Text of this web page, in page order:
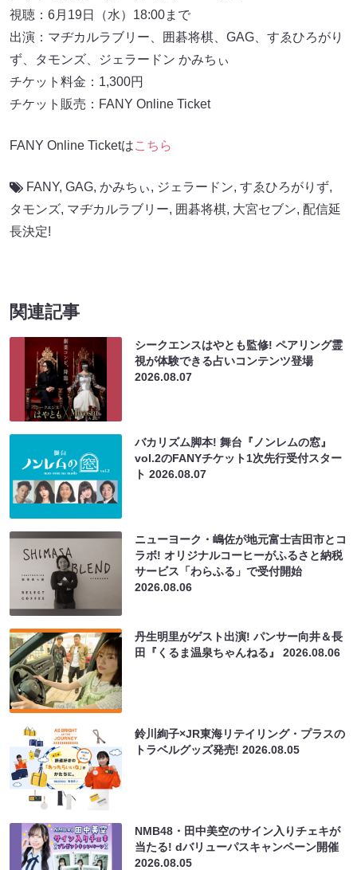
視聴：6月19日（水）18:00まで
出演：マヂカルラブリー、囲碁将棋、GAG、すゑひろがり
ず、タモンズ、ジェラードン かみちぃ
チケット料金：1,300円
チケット販売：FANY Online Ticket
FANY Online Ticketはこちら
FANY, GAG, かみちぃ, ジェラードン, すゑひろがりず,
タモンズ, マヂカルラブリー, 囲碁将棋, 大宮セブン, 配信延
長決定!
関連記事
シークエンスはやとも監修! ペアリング霊
視が体験できる占いコンテンツ登場
2026.08.07
バカリズム脚本! 舞台『ノンレムの窓』
vol.2のFANYチケット1次先行受付スター
ト2026.08.07
ニューヨーク・嶋佐が地元富士吉田市とコ
ラボ! オリジナルコーヒーがふるさと納税
サービス「わらふる」で受付開始
2026.08.06
丹生明里がゲスト出演! パンサー向井＆長
田『くるま温泉ちゃんねる』2026.08.06
鈴川絢子×JR東海リテイリング・プラスの
トラベルグッズ発売!2026.08.05
NMB48・田中美空のサイン入りチェキが
当たる! dバリューパスキャンペーン開催
2026.08.05